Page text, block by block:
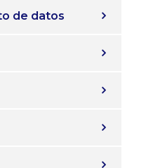
de datos